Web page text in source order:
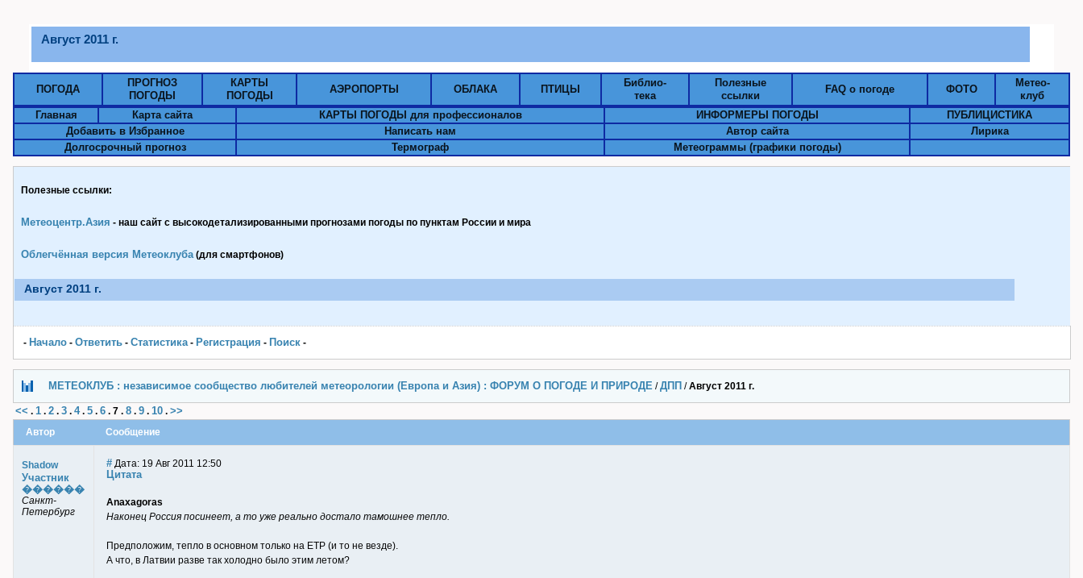
Август 2011 г.
ПОГОДА
ПРОГНОЗ
ПОГОДЫ
КАРТЫ
ПОГОДЫ
АЭРОПОРТЫ ОБЛАКА ПТИЦЫ
Библио-
тека
Полезные
ссылки
FAQ о погоде ФОТО
Метео-
клуб
Главная
Карта сайта КАРТЫ ПОГОДЫ для профессионалов ИНФОРМЕРЫ ПОГОДЫ
ПУБЛИЦИСТИКА
Добавить в Избранное
Написать нам Автор сайта
Лирика
Долгосрочный прогноз
Термограф Метеограммы (графики погоды)
Полезные ссылки:
Метеоцентр.Азия - наш сайт с высокодетализированными прогнозами погоды по пунктам Pоссии и мира
Облегчённая версия Метеоклуба(для смартфонов)
Август 2011 г.
- Начало - Ответить - Статистика- Pегистрация - Поиск -
МЕТЕОКЛУБ : независимое сообщество любителей метеорологии (Европа и Азия) : ФОРУМ О ПОГОДЕ И ПРИРОДЕ /ДПП /Август 2011 г.
<< . 1 . 2 . 3 . 4. 5 . 6 . 7 . 8 . 9 . 10 . >>
Автор Сообщение
Shadow
Участник
������
Санкт-
Петербург
# Дата: 19 Авг 2011 12:50
Цитата
Anaxagoras
Наконец Россия посинеет, а то уже реально достало тамошнее тепло.
Предположим, тепло в основном только на ЕТР (и то не везде).
А что, в Латвии разве так холодно было этим летом?